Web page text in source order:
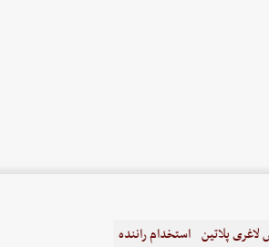
پلاتین استخدام راننده